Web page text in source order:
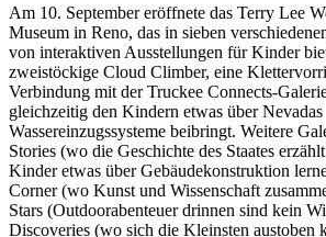
Am 10. September eröffnete das Terry Lee
Museum in Reno, das in sieben
von interaktiven Ausstellungen für Kinder
zweistöckige Cloud Climber, eine
Verbindung mit der Truckee Connects-
gleichzeitig den Kindern etwas über Nevadas
Wassereinzugssysteme beibringt. Weitere
Stories (wo die Geschichte des Staates
Kinder etwas über Gebäudekonstruktion
Corner (wo Kunst und Wissenschaft
Stars (Outdoorabenteuer drinnen sind kein
Discoveries (wo sich die Kleinsten austoben